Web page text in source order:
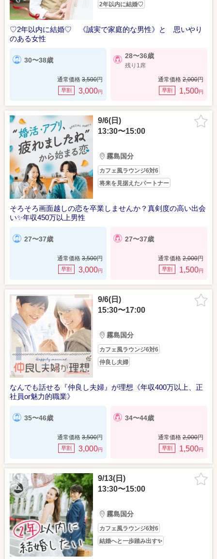
2年以内に結婚♡
♡2年以内に結婚♡ 《誠実で家庭的な男性》と 思いやり
のある女性
30〜38歳
通常価格 3,500円
早割 3,000円
28〜36歳
残り1席
通常価格 2,000円
早割 1,500円
9/6(日)
13:30〜15:00
霧島国分
カフェ風ラウンジ6対6
将来を見据えたパートナー
そろそろ画面越しの恋を卒業しませんか？真剣度の高い出会
い✨️年収450万以上男性
27〜37歳
通常価格 3,500円
早割 3,000円
27〜37歳
通常価格 2,000円
早割 1,500円
9/6(日)
15:30〜17:00
霧島国分
カフェ風ラウンジ6対6
仲良し夫婦
なんでも話せる『仲良し夫婦』が理想《年収400万以上、正
社員or魅力的職業》
35〜46歳
通常価格 3,500円
早割 3,000円
34〜44歳
通常価格 2,000円
早割 1,500円
9/13(日)
13:30〜15:00
霧島国分
カフェ風ラウンジ6対6
結婚へと一歩踏み出す✨️